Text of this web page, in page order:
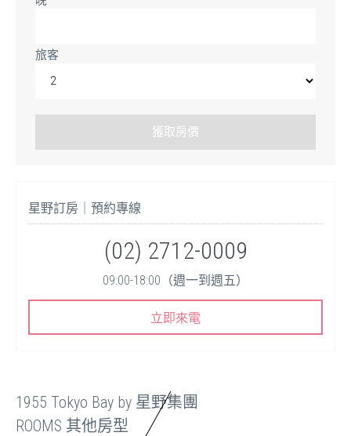
旅客
星野訂房｜預約專線
(02) 2712-0009
09:00-18:00（週一到週五）
立即來電
1955 Tokyo Bay by 星野集團
ROOMS 其他房型